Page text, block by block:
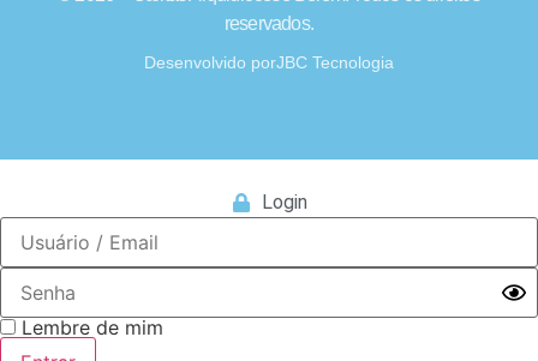
reservados.
Desenvolvido porJBC Tecnologia
Login
Lembre de mim